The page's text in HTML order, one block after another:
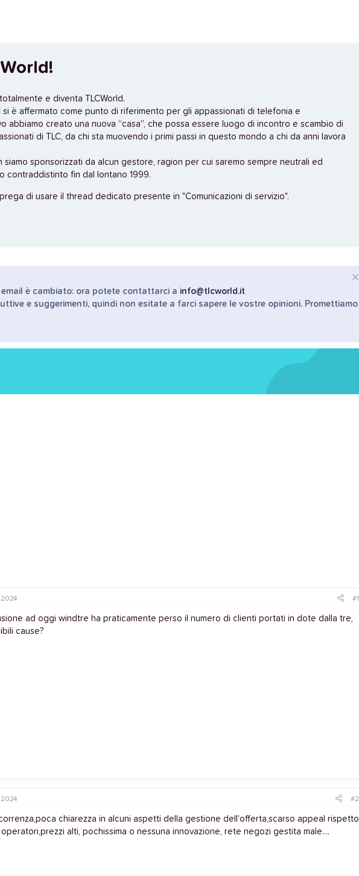
e diventa TLCWorld.
è affermato come punto di riferimento per gli appassionati di telefonia e
abbiamo creato una nuova “casa”, che possa essere luogo di incontro e scambio di
di TLC, da chi sta muovendo i primi passi in questo mondo a chi da anni lavora
siamo sponsorizzati da alcun gestore, ragion per cui saremo sempre neutrali ed
contraddistinto fin dal lontano 1999.
di usare il thread dedicato presente in "Comunicazioni di servizio".
è cambiato: ora potete contattarci a info@tlcworld.it
e suggerimenti, quindi non esitate a farci sapere le vostre opinioni. Promettiamo
#1
ad oggi windtre ha praticamente perso il numero di clienti portati in dote dalla tre,
cause?
#2
chiarezza in alcuni aspetti della gestione dell'offerta,scarso appeal rispetto
alti, pochissima o nessuna innovazione, rete negozi gestita male....